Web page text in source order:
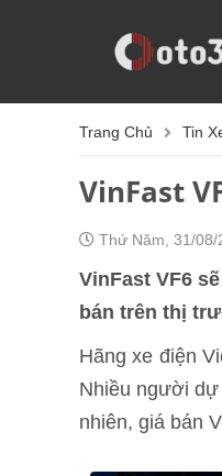
Trang Chủ Tin
VinFast
Thứ Năm, 31/08/
VinFast VF6
bán trên thị
Hãng xe điện
Nhiều người dự
nhiên, giá bán